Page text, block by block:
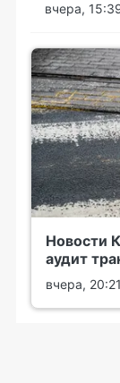
вчера,
Новости
аудит
вчера, 20:21